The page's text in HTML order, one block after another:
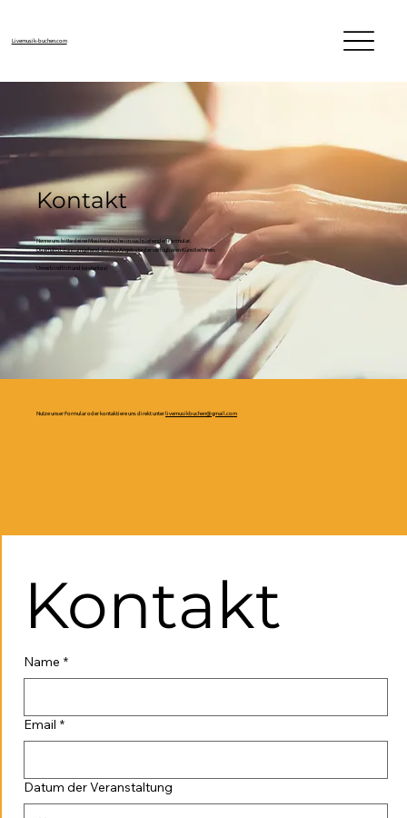
Livemusik-buchen.com
Kontakt
Nenne uns bitte deine Musikwünsche im nachstehenden Formular.
Du erhältst dann umgehend direkte Angebote der verfügbaren KünstlerInnen.
Unverbindlich und kostenlos!
Nutze unser Formular oder kontaktiere uns direkt unterlivemusikbuchen@gmail.com
Kontakt
Name *
Email *
Datum der Veranstaltung